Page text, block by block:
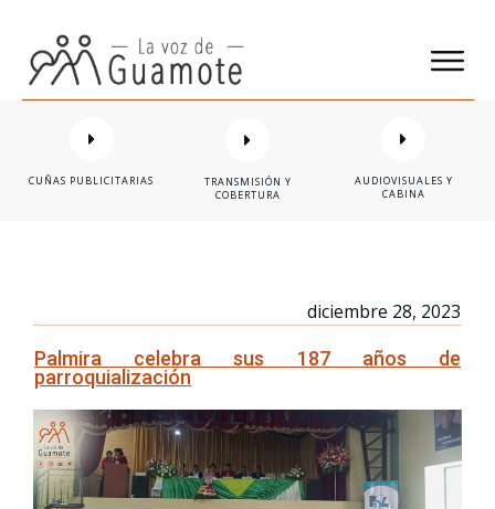
CUÑAS PUBLICITARIAS
TRANSMISIÓN Y
COBERTURA
AUDIOVISUALES Y
CABINA
diciembre 28, 2023
Palmira celebra sus 187 años de
parroquialización